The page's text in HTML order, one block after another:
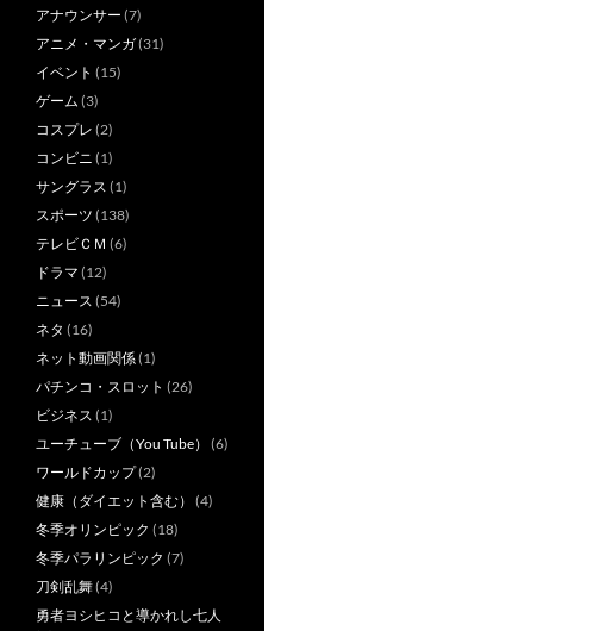
アナウンサー (7)
アニメ・マンガ(31)
イベント (15)
ゲーム (3)
コスプレ (2)
コンビニ (1)
サングラス (1)
スポーツ (138)
テレビＣＭ (6)
ドラマ (12)
ニュース (54)
ネタ (16)
ネット動画関係(1)
パチンコ・スロット (26)
ビジネス (1)
ユーチューブ（You Tube） (6)
ワールドカップ(2)
健康（ダイエット含む） (4)
冬季オリンピック (18)
冬季パラリンピック (7)
刀剣乱舞(4)
勇者ヨシヒコと導かれし七人